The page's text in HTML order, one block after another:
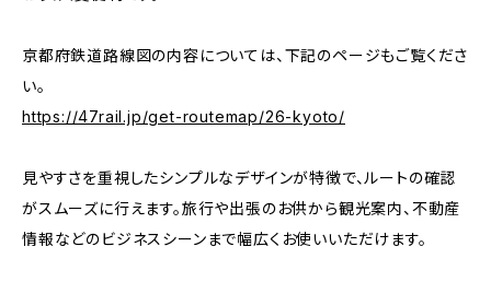
京都府鉄道路線図の内容については、下記のページもご覧くださ
い。
https://47rail.jp/get-routemap/26-kyoto/
見やすさを重視したシンプルなデザインが特徴で、ルートの確認
がスムーズに行えます。旅行や出張のお供から観光案内、不動産
情報などのビジネスシーンまで幅広くお使いいただけます。